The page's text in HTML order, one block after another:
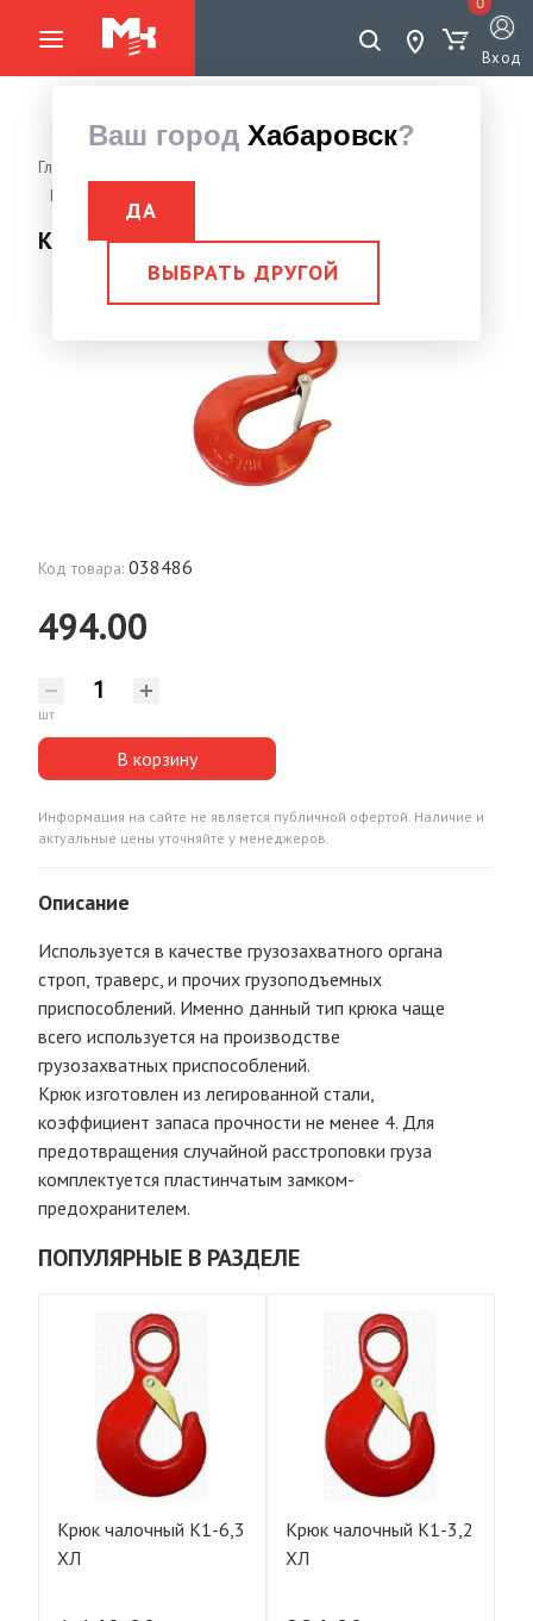
Ваш город Хабаровск?
ДА
ВЫБРАТЬ ДРУГОЙ
Вход
Главная страница
Крюк чалочный
Крюк чалочный тип 320А 4,5 тн
Код товара: 038486
494.00
шт
В корзину
Информация на сайте не является публичной офертой. Наличие и
актуальные цены уточняйте у менеджеров.
Описание
Используется в качестве грузозахватного органа
строп, траверс, и прочих грузоподъемных
приспособлений. Именно данный тип крюка чаще
всего используется на производстве
грузозахватных приспособлений.
Крюк изготовлен из легированной стали,
коэффициент запаса прочности не менее 4. Для
предотвращения случайной расстроповки груза
комплектуется пластинчатым замком-
предохранителем.
ПОПУЛЯРНЫЕ В РАЗДЕЛЕ
Крюк чалочный К1-6,3
ХЛ
Крюк чалочный К1-3,2
ХЛ